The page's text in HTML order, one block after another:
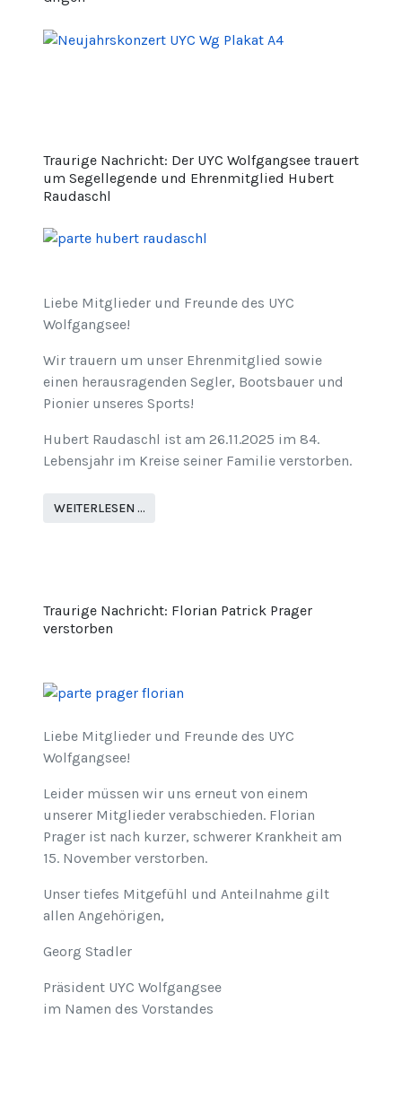
Traurige Nachricht: Der UYC Wolfgangsee trauert
um Segellegende und Ehrenmitglied Hubert
Raudaschl
Liebe Mitglieder und Freunde des UYC
Wolfgangsee!
Wir trauern um unser Ehrenmitglied sowie
einen herausragenden Segler, Bootsbauer und
Pionier unseres Sports!
Hubert Raudaschl ist am 26.11.2025 im 84.
Lebensjahr im Kreise seiner Familie verstorben.
WEITERLESEN …
Traurige Nachricht: Florian Patrick Prager
verstorben
Liebe Mitglieder und Freunde des UYC
Wolfgangsee!
Leider müssen wir uns erneut von einem
unserer Mitglieder verabschieden. Florian
Prager ist nach kurzer, schwerer Krankheit am
15. November verstorben.
Unser tiefes Mitgefühl und Anteilnahme gilt
allen Angehörigen,
Georg Stadler
Präsident UYC Wolfgangsee
im Namen des Vorstandes